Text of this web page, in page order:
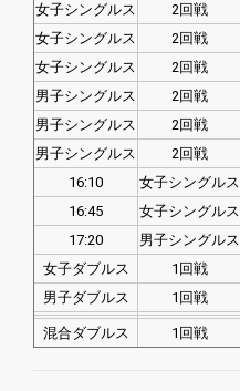
女子シングルス 2回戦
女子シングルス
2回戦
女子シングルス
2回戦
男子シングルス
2回戦
男子シングルス
2回戦
男子シングルス
2回戦
16:10
女子シングルス
16:45
女子シングルス
17:20
男子シングルス
女子ダブルス
1回戦
男子ダブルス
1回戦
混合ダブルス 1回戦